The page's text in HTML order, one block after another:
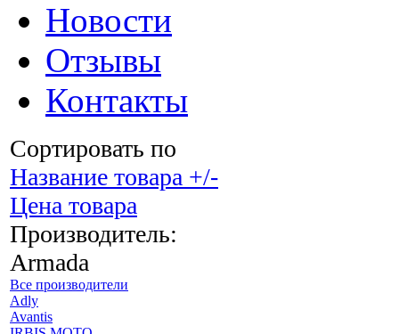
Новости
Отзывы
Контакты
Сортировать по
Название товара +/-
Цена товара
Производитель:
Armada
Все производители
Adly
Avantis